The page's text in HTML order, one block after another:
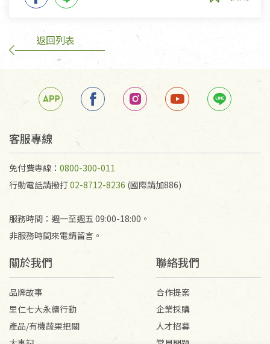
返回列表
客服專線
免付費專線： 0800-300-011
行動電話請撥打02-8712-8236 (國際請加886)
服務時間：週一至週五 09:00-18:00。
非服務時間來電請留言。
關於我們
品牌故事
里仁七大永續行動
產品/有機蔬果把關
聯絡我們
合作提案
企業採購
人才招募